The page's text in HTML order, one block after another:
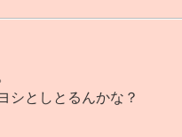
シとしとるんかな？